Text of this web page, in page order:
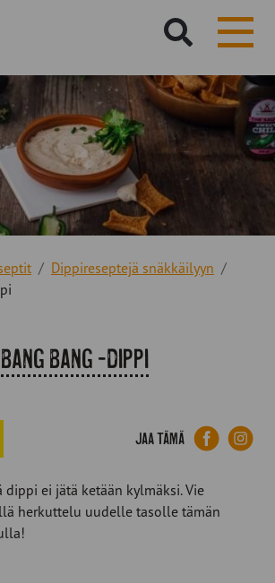
sivustolta:
Dippireseptejä snäkkäilyyn
Bang Bang -dippi
Jaa tämä Facebook
dippi ei jätä ketään kylmäksi. Vie
herkuttelu uudelle tasolle tämän